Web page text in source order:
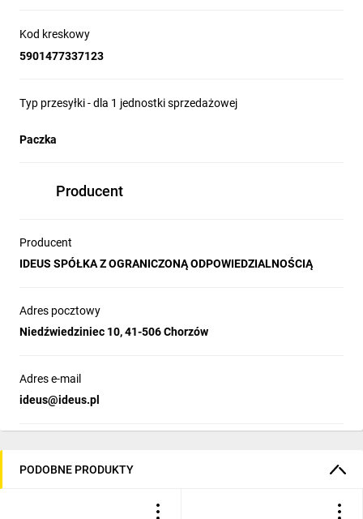
Kod kreskowy
5901477337123
Typ przesyłki - dla 1 jednostki sprzedażowej
Paczka
Producent
Producent
IDEUS SPÓŁKA Z OGRANICZONĄ ODPOWIEDZIALNOŚCIĄ
Adres pocztowy
Niedźwiedziniec 10, 41-506 Chorzów
Adres e-mail
ideus@ideus.pl
PODOBNE PRODUKTY